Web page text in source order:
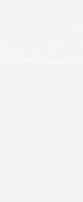
suất đi tiêu và
tràng,
TPHCM